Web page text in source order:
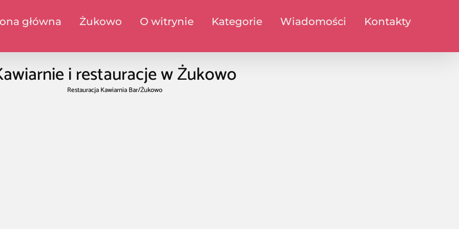
główna Żukowo O witrynie Kategorie Wiadomości Kontakty
i restauracje w Żukowo
Restauracja Kawiarnia Bar/Żukowo